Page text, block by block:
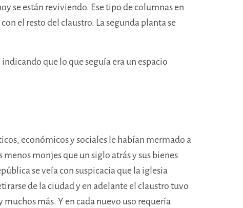
se están reviviendo. Ese tipo de columnas en
el resto del claustro. La segunda planta se
que lo que seguía era un espacio
económicos y sociales le habían mermado a
monjes que un siglo atrás y sus bienes
se veía con suspicacia que la iglesia
de la ciudad y en adelante el claustro tuvo
más. Y en cada nuevo uso requería